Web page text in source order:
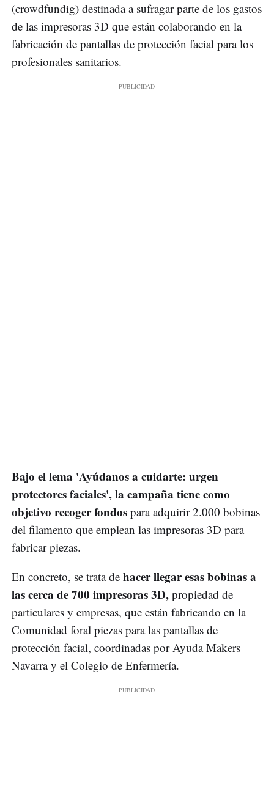
(crowdfundig) destinada a sufragar parte de los gastos
de las impresoras 3D que están colaborando en la
fabricación de pantallas de protección facial para los
profesionales sanitarios.
Bajo el lema 'Ayúdanos a cuidarte: urgen
protectores faciales', la campaña tiene como
objetivo recoger fondos para adquirir 2.000 bobinas
del filamento que emplean las impresoras 3D para
fabricar piezas.
En concreto, se trata de hacer llegar esas bobinas a
las cerca de 700 impresoras 3D, propiedad de
particulares y empresas, que están fabricando en la
Comunidad foral piezas para las pantallas de
protección facial, coordinadas por Ayuda Makers
Navarra y el Colegio de Enfermería.